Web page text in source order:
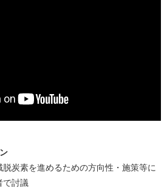
炭素を進めるための方向性・施策等に
で討議